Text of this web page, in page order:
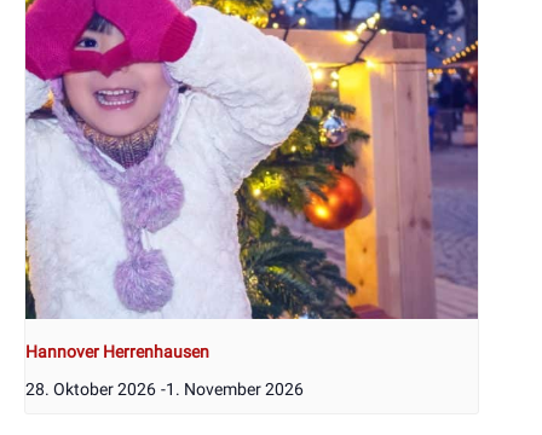
Hannover Herrenhausen
28. Oktober 2026 -1. November 2026